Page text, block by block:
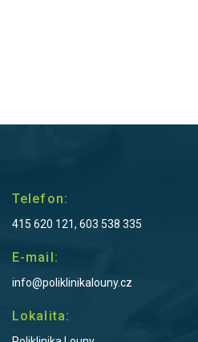
Telefon:
415 620 121, 603 538 335
E-mail:
info@poliklinikalouny.cz
Lokalita: